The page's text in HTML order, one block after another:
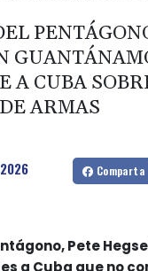
A CUBA
ARMAS
Comparta
Pete
a Cuba que no